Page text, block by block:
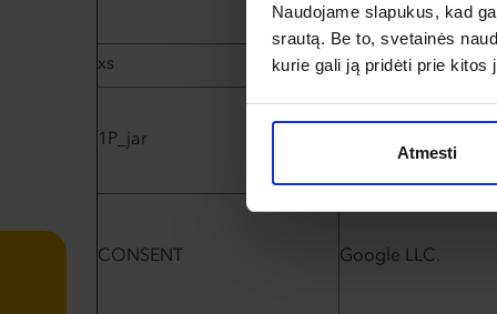
Naudojame slapukus, kad
srautą. Be to, svetainės
kurie gali ją pridėti prie kitos
Atmesti
xs
Ireland Limited
1P_jar
CONSENT Google LLC.